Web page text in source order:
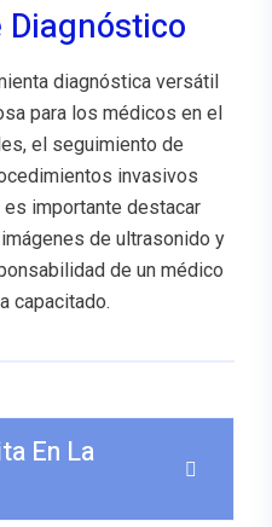
diagnóstica versátil
para los médicos en el
el seguimiento de
invasivos
es importante destacar
de ultrasonido y
de un médico
capacitado.
En La